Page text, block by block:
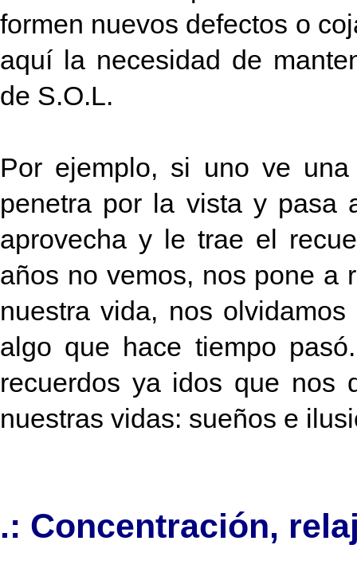
formen nuevos defectos o
aquí la necesidad de
de S.O.L.
Por ejemplo, si uno ve
penetra por la vista y pasa
aprovecha y le trae el
años no vemos, nos pone a
nuestra vida, nos
algo que hace tiempo
recuerdos ya idos que nos
nuestras vidas: sueños e
.: Concentración,